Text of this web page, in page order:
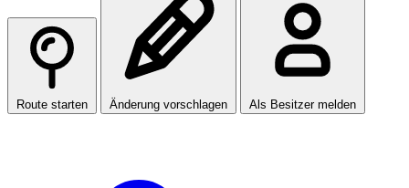
Route starten Änderung vorschlagen Als Besitzer melden